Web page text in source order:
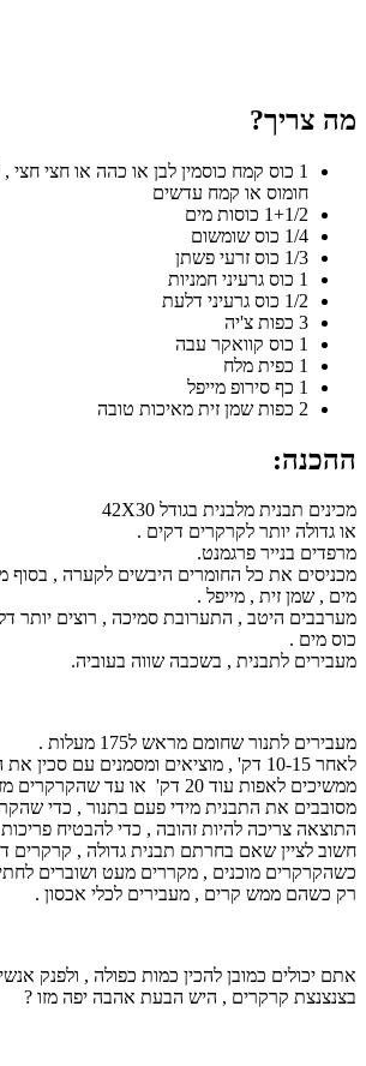
מה צריך?
1 כוס קמח כוסמין לבן או כהה או חצי חצי
חומוס או קמח עדשים
1+1/2 כוסות מים
1/4 כוס שומשום
1/3 כוס זרעי פשתן
1 כוס גרעיני חמניות
1/2 כוס גרעיני דלעת
3 כפות צ'יה
1 כוס קוואקר עבה
1 כפית מלח
1 כף סירופ מייפל
2 כפות שמן זית מאיכות טובה
ההכנה:
מכינים תבנית מלבנית בגודל 42X30
או גדולה יותר לקרקרים דקים .
מרפדים בנייר פרגמנט.
מכניסים את כל החומרים היבשים לקערה , בסוף
מים , שמן זית , מייפל .
כוס מים .
מעבירים לתבנית , בשכבה שווה בעוביה.
מעבירים לתנור שחומם מראש ל175 מעלות .
לאחר 10-15 דק' , מוציאים ומסמנים עם סכין את הגודל הרצוי .
ממשיכים לאפות עוד 20 דק' או עד שהקרקרים מזהיבים ממש .
מסובבים את התבנית מידי פעם בתנור , כדי
התוצאה צריכה להיות זהובה , כדי להבטיח
חשוב לציין שאם בחרתם תבנית גדולה , קרקרים
כשהקרקרים מוכנים , מקררים מעט ושוברים
רק כשהם ממש קרים , מעבירים לכלי אכסון .
אתם יכולים כמובן להכין כמות כפולה , ולפנק
בצנצנצת קרקרים , היש הבעת אהבה יפה מזו ?